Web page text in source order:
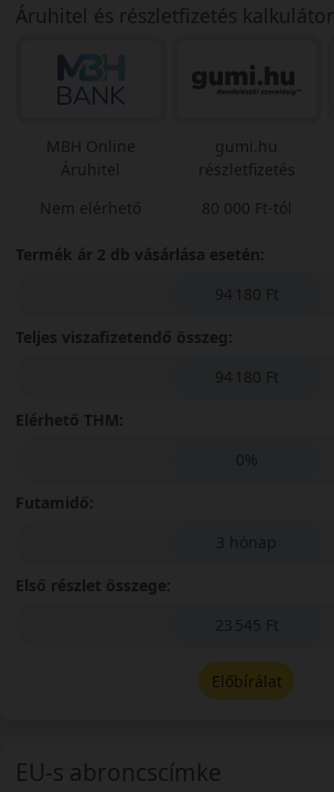
Áruhitel és részletfizetés kalkulátor
MBH Online
Áruhitel
Nem elérhető
gumi.hu
részletfizetés
80 000 Ft-tól
Termék ár 2 db vásárlása esetén:
94 180 Ft
Teljes viszafizetendő összeg:
94 180 Ft
Elérhető THM:
0%
Futamidő:
3 hónap
Első részlet összege:
23 545 Ft
Előbírálat
EU-s abroncscímke